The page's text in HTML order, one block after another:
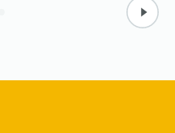
で、来場者
提供しております。 企